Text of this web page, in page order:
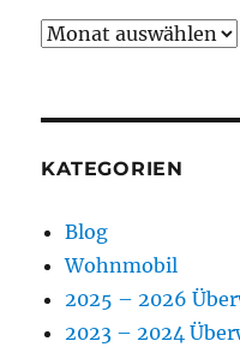
Archiv
KATEGORIEN
Blog
Wohnmobil
2025 – 2026
2023 – 2024